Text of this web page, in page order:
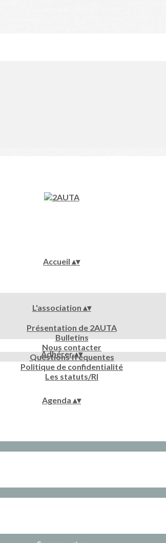
Accueil ▴▾
L'association ▴▾
Présentation de 2AUTA
Bulletins
Nous contacter
Questions fréquentes
Politique de confidentialité
Les statuts/RI
Adhérer▴▾
Agenda ▴▾